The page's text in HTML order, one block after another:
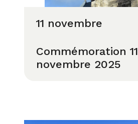
11 novembre
Commémoration 11
novembre 2025